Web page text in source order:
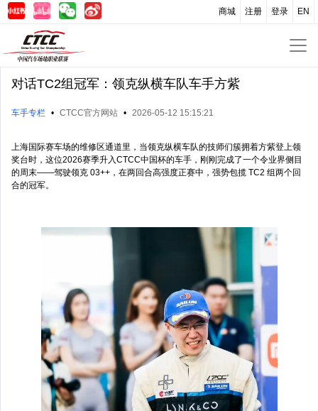
EN
登录
注册
商城
对话TC2组冠军：领克纵横车队车手方紫
车手专栏 • CTCC官方网站 • 2026-05-12 15:15:21
上海国际赛车场的维修区通道里，当领克纵横车队的技师们簇拥着方紫登上领
奖台时，这位2026赛季升入CTCC中国杯的车手，刚刚完成了一个令业界侧目
的周末——驾驶领克 03++，在两回合高强度正赛中，强势包揽 TC2 组两个回
合的冠军。